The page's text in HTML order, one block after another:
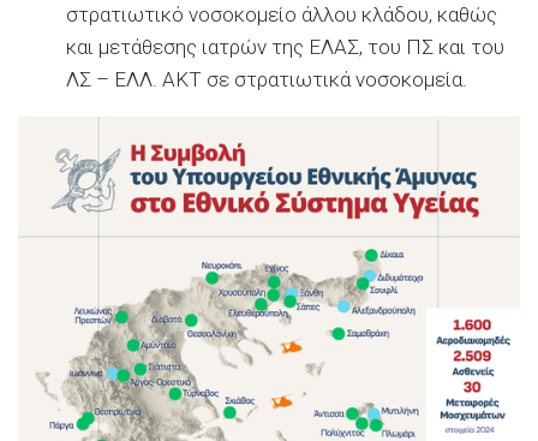
στρατιωτικό νοσοκομείο άλλου κλάδου, καθώς
και μετάθεσης ιατρών της ΕΛΑΣ, του ΠΣ και του
ΛΣ – ΕΛΛ. ΑΚΤ σε στρατιωτικά νοσοκομεία.